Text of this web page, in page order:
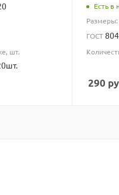
шт.
Есть в
Размеры:
ГОСТ
290